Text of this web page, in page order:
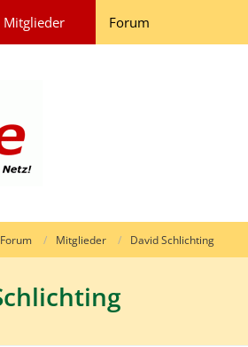
Mitglieder Forum
Mitglieder David Schlichting